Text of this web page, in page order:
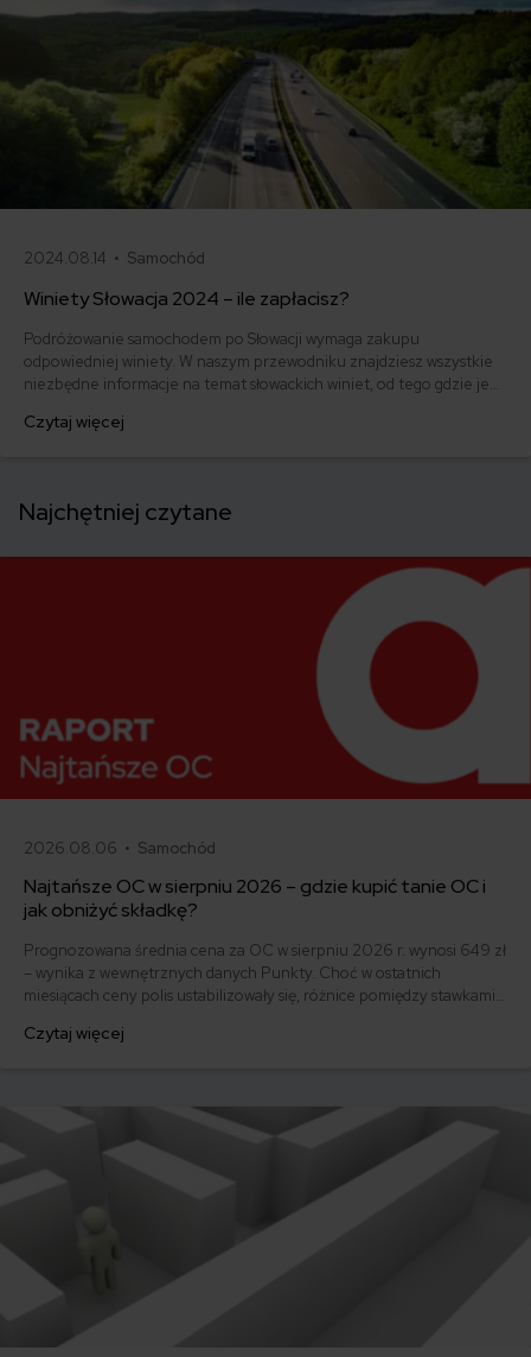
2024.08.14 • Samochód
Winiety Słowacja 2024 – ile zapłacisz?
Podróżowanie samochodem po Słowacji wymaga zakupu
odpowiedniej winiety. W naszym przewodniku znajdziesz wszystkie
niezbędne informacje na temat słowackich winiet, od tego gdzie je
Dzięki temu zaplanujesz swoją podróż do Słowacji i unikniesz
Czytaj więcej
Najchętniej czytane
2026.08.06 • Samochód
Najtańsze OC w sierpniu 2026 – gdzie kupić tanie OC i
jak obniżyć składkę?
Prognozowana średnia cena za OC w sierpniu 2026 r. wynosi 649 zł
– wynika z wewnętrznych danych Punkty. Choć w ostatnich
miesiącach ceny polis ustabilizowały się, różnice pomiędzy stawkami
500 zł, inni – powyżej 1500 zł. Gdzie znaleźć najtańsze OC w Polsce
Czytaj więcej